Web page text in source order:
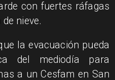
con fuertes ráfagas
nieve.
la evacuación pueda
del mediodía para
a un Cesfam en San